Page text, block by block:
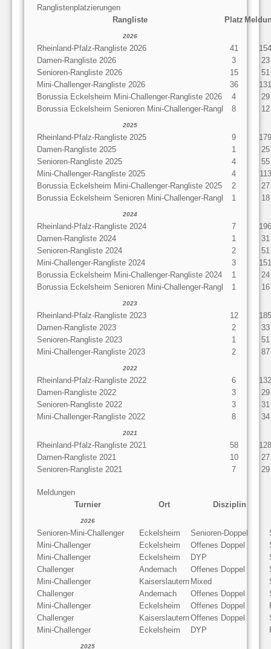
Ranglistenplatzierungen
Rangliste
Platz
2026
Rheinland-Pfalz-Rangliste 2026 41
154
Damen-Rangliste 2026
3
23
Senioren-Rangliste 2026
15
51
Mini-Challenger-Rangliste 2026
36
131
Borussia Eckelsheim Mini-Challenger-Rangliste 2026
4
29
Borussia Eckelsheim Senioren Mini-Challenger-Rangl
8 12
2025
Rheinland-Pfalz-Rangliste 2025 9
179
Damen-Rangliste 2025
1
25
Senioren-Rangliste 2025
4
55
Mini-Challenger-Rangliste 2025
4
113
Borussia Eckelsheim Mini-Challenger-Rangliste 2025
2
27
Borussia Eckelsheim Senioren Mini-Challenger-Rangl
1 18
2024
Rheinland-Pfalz-Rangliste 2024 7
196
Damen-Rangliste 2024
1
31
Senioren-Rangliste 2024
2
51
Mini-Challenger-Rangliste 2024
3
151
Borussia Eckelsheim Mini-Challenger-Rangliste 2024
1
24
Borussia Eckelsheim Senioren Mini-Challenger-Rangl
1 16
2023
Rheinland-Pfalz-Rangliste 2023 12
185
Damen-Rangliste 2023
2
33
Senioren-Rangliste 2023
1
51
Mini-Challenger-Rangliste 2023
2 87
2022
Rheinland-Pfalz-Rangliste 2022 6
132
Damen-Rangliste 2022
3
29
Senioren-Rangliste 2022
3
31
Mini-Challenger-Rangliste 2022
8 34
2021
Rheinland-Pfalz-Rangliste 2021 58
128
Damen-Rangliste 2021
10
27
Senioren-Rangliste 2021
7 29
Meldungen
Turnier
Ort Disziplin
2026
Senioren-Mini-Challenger Eckelsheim Senioren-Doppel
Mini-Challenger
Eckelsheim Offenes Doppel
Mini-Challenger
Eckelsheim DYP
Challenger
Andernach Offenes Doppel
Mini-Challenger
Kaiserslautern Mixed
Challenger
Andernach Offenes Doppel
Mini-Challenger
Eckelsheim Offenes Doppel
Challenger
KaiserslauternOffenes Doppel
Mini-Challenger
Eckelsheim DYP
2025